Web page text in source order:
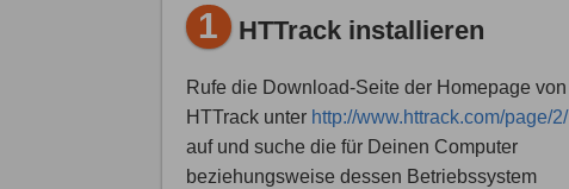
1 HTTrack installieren
Rufe die Download-Seite der Homepage von
HTTrack unter http://www.httrack.com/page/2/
auf und suche die für Deinen Computer
beziehungsweise dessen Betriebssystem